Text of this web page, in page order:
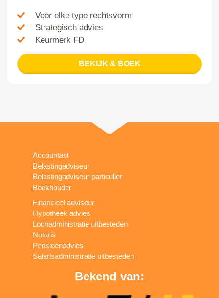
Voor elke type rechtsvorm
Strategisch advies
Keurmerk FD
BEKIJK & BOEK
Accountant
Belastingadviseur
Belastingadviseur particulier
Boekhouder
Financieel adviseur
Hypotheek advies
Loonadministratie uitbesteden
Notaris
Pensioenadvies
Salarisadministratie uitbesteden
Bekend van: